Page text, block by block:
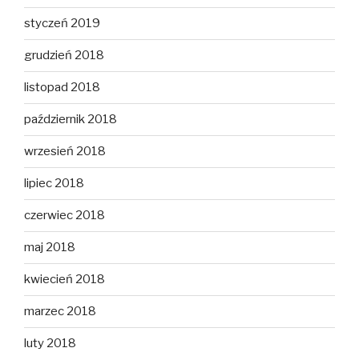
styczeń 2019
grudzień 2018
listopad 2018
październik 2018
wrzesień 2018
lipiec 2018
czerwiec 2018
maj 2018
kwiecień 2018
marzec 2018
luty 2018